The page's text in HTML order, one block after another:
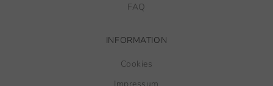
FAQ
INFORMATION
Cookies